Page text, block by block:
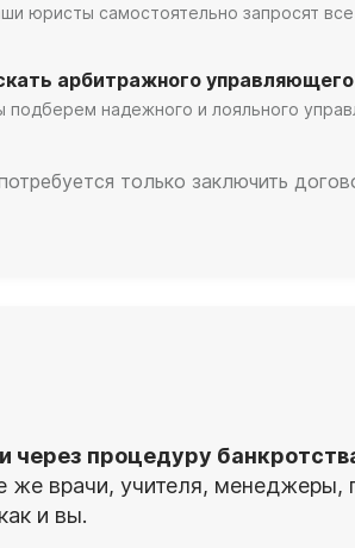
юристы самостоятельно запросят
арбитражного управляющего
подберем надежного и лояльного
только заключить
через процедуру
же врачи, учителя, менеджеры,
и вы.